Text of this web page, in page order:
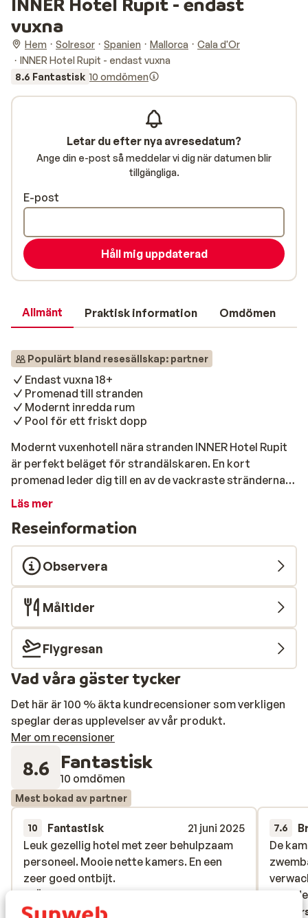
vuxna
Hem Solresor Spanien Mallorca
Cala d'Or
INNER Hotel Rupit - endast vuxna
8.6 Fantastisk 10 omdömen
Allmänt Praktisk information Omdömen
Populärt bland resesällskap: partner
Endast vuxna 18+
Promenad till stranden
Modernt inredda rum
Pool för ett friskt dopp
Modernt vuxenhotell nära stranden INNER Hotel Rupit
är perfekt beläget för strandälskaren. En kort
promenad leder dig till en av de vackraste stränderna.
Rummen är modernt inredda, och hotellet erbjuder en
välbefinnande. Strand & pool Här kan du rulla ut
handduken och njuta av en underbar dag vid havet efter
bara en kort promenad från hotellet. Återvänd och
svalka dig i hotellets pool eller koppla av på
solterrassen med din favoritbok eller dryck. Mat &
dryck Hotellet erbjuder en mängd faciliteter för din
bekvämlighet, inklusive mat och dryckesalternativ. Du
kan njuta dina favoritdrycker och ta del av den
fantastiska maten från buffétrestaurangen.
Omgivingarna INNER Hotel Rupit är perfekt beläget i
faciliteter. Allt du behöver finns inom bekvämt avstånd.
Läs mer
Reseinformation
Observera
Måltider
Flygresan
Vad våra gäster tycker
Det här är 100 % äkta kundrecensioner som verkligen
speglar deras upplevelser av vår produkt.
Mer om recensioner
8.6 Fantastisk
10 omdömen
Mest bokad av partner
10 Fantastisk
21 juni 2025
Leuk gezellig hotel met zeer behulpzaam
personeel. Mooie nette kamers. En een
zeer goed ontbijt.
Leuk gezellig hotel met zeer behulpzaam
personeel. Mooie nette kamers. En een
zeer goed ontbijt.
7.6
De
De
Letar du efter nya avresedatum?
Ange din e-post så meddelar vi dig när datumen blir
tillgängliga.
E-post
Håll mig uppdaterad